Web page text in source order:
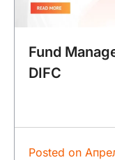
Fund
DIFC
Posted on